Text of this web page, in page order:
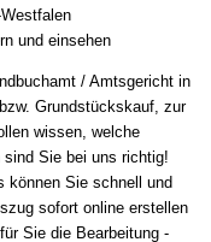
und einsehen
/ Amtsgericht in
Grundstückskauf, zur
wissen, welche
sind Sie bei uns richtig!
können Sie schnell und
sofort online erstellen
Sie die Bearbeitung -